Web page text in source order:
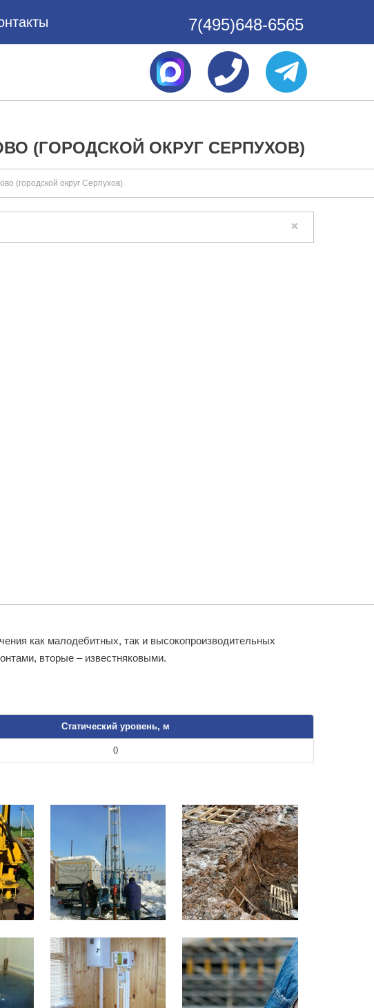
7(495)648-6565
(ГОРОДСКОЙ ОКРУГ СЕРПУХОВ)
(городской округ Серпухов)
как малодебитных, так и высокопроизводительных
вторые – известняковыми.
Статический уровень, м
0